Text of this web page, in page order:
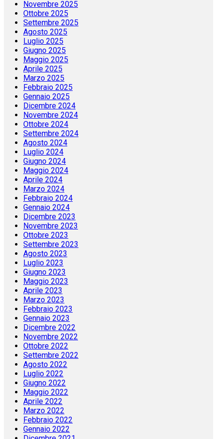
Novembre 2025
Ottobre 2025
Settembre 2025
Agosto 2025
Luglio 2025
Giugno 2025
Maggio 2025
Aprile 2025
Marzo 2025
Febbraio 2025
Gennaio 2025
Dicembre 2024
Novembre 2024
Ottobre 2024
Settembre 2024
Agosto 2024
Luglio 2024
Giugno 2024
Maggio 2024
Aprile 2024
Marzo 2024
Febbraio 2024
Gennaio 2024
Dicembre 2023
Novembre 2023
Ottobre 2023
Settembre 2023
Agosto 2023
Luglio 2023
Giugno 2023
Maggio 2023
Aprile 2023
Marzo 2023
Febbraio 2023
Gennaio 2023
Dicembre 2022
Novembre 2022
Ottobre 2022
Settembre 2022
Agosto 2022
Luglio 2022
Giugno 2022
Maggio 2022
Aprile 2022
Marzo 2022
Febbraio 2022
Gennaio 2022